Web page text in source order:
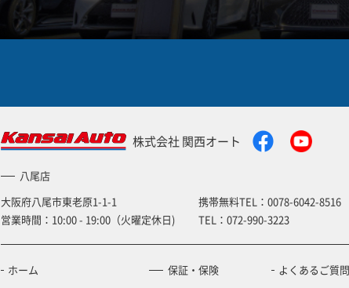
株式会社 関西オート
八尾店
大阪府八尾市東老原1-1-1
営業時間：10:00 - 19:00（火曜定休日)
携帯無料TEL： 0078-6042-8516
TEL： 072-990-3223
ホーム 保証・保険 よくあるご質問